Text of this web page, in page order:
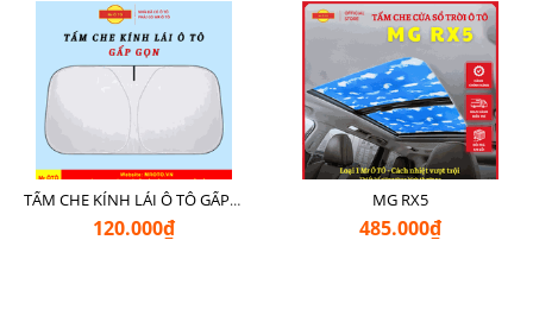
TẤM CHE KÍNH LÁI Ô TÔ GẤP GỌN
120.000₫
MG RX5
485.000₫